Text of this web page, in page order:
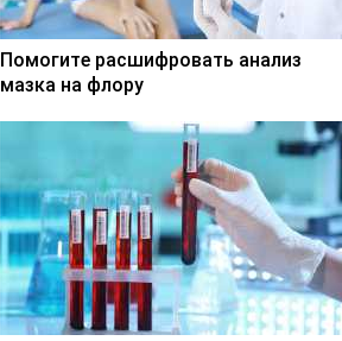
Помогите расшифровать анализ
мазка на флору